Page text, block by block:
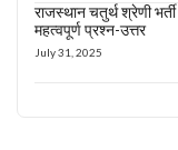
राजस्थान चतुर्थ श्रेणी
महत्वपूर्ण प्रश्न-उत्तर
July 31, 2025